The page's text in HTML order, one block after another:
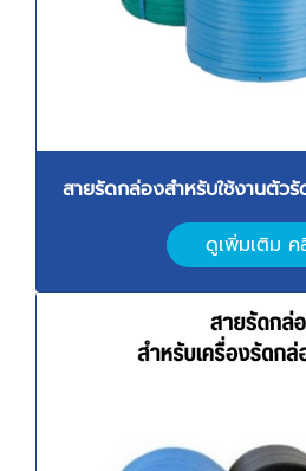
สายรัดกล่องสำหรับใช้งานตัว
ดูเพิ่มเติม